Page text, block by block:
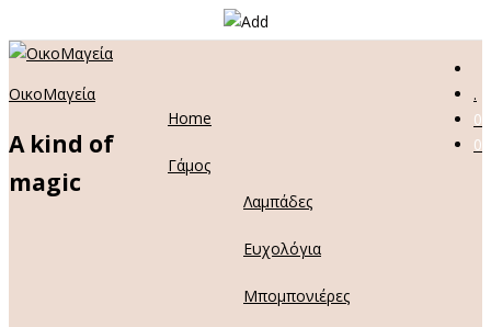
ΟικοΜαγεία
A kind of
magic
Home
Γάμος
Λαμπάδες
Ευχολόγια
Μπομπονιέρες
.
0
0